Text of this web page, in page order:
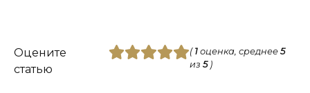
Оцените
статью
( 1оценка, среднее 5
из 5)